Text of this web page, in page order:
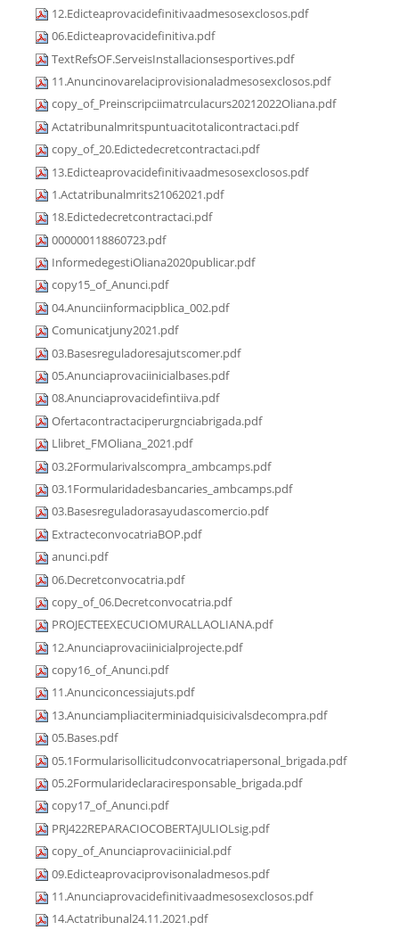
12.Edicteaprovacidefinitivaadmesosexclosos.pdf
06.Edicteaprovacidefinitiva.pdf
TextRefsOF.ServeisInstallacionsesportives.pdf
11.Anuncinovarelaciprovisionaladmesosexclosos.pdf
copy_of_Preinscripciimatrculacurs20212022Oliana.pdf
Actatribunalmritspuntuacitotalicontractaci.pdf
copy_of_20.Edictedecretcontractaci.pdf
13.Edicteaprovacidefinitivaadmesosexclosos.pdf
1.Actatribunalmrits21062021.pdf
18.Edictedecretcontractaci.pdf
000000118860723.pdf
InformedegestiOliana2020publicar.pdf
copy15_of_Anunci.pdf
04.Anunciinformacipblica_002.pdf
Comunicatjuny2021.pdf
03.Basesreguladoresajutscomer.pdf
05.Anunciaprovaciinicialbases.pdf
08.Anunciaprovacidefintiiva.pdf
Ofertacontractaciperurgnciabrigada.pdf
Llibret_FMOliana_2021.pdf
03.2Formularivalscompra_ambcamps.pdf
03.1Formularidadesbancaries_ambcamps.pdf
03.Basesreguladorasayudascomercio.pdf
ExtracteconvocatriaBOP.pdf
anunci.pdf
06.Decretconvocatria.pdf
copy_of_06.Decretconvocatria.pdf
PROJECTEEXECUCIOMURALLAOLIANA.pdf
12.Anunciaprovaciinicialprojecte.pdf
copy16_of_Anunci.pdf
11.Anunciconcessiajuts.pdf
13.Anunciampliaciterminiadquisicivalsdecompra.pdf
05.Bases.pdf
05.1Formularisollicitudconvocatriapersonal_brigada.pdf
05.2Formularideclaraciresponsable_brigada.pdf
copy17_of_Anunci.pdf
PRJ422REPARACIOCOBERTAJULIOLsig.pdf
copy_of_Anunciaprovaciinicial.pdf
09.Edicteaprovaciprovisonaladmesos.pdf
11.Anunciaprovacidefinitivaadmesosexclosos.pdf
14.Actatribunal24.11.2021.pdf